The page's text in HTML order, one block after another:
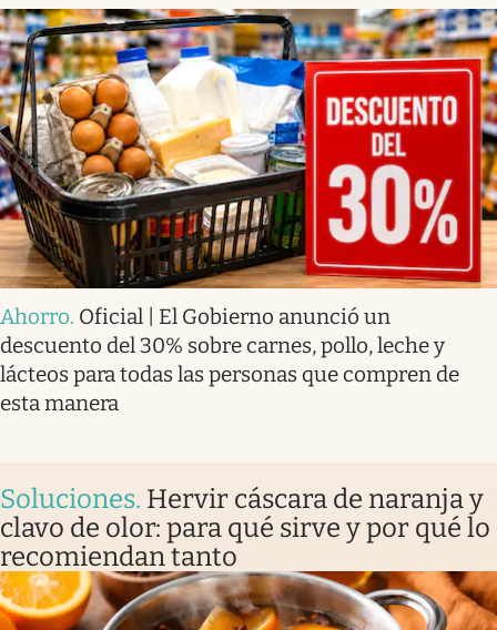
Ahorro. Oficial | El Gobierno anunció un
descuento del 30% sobre carnes, pollo, leche y
lácteos para todas las personas que compren de
esta manera
Soluciones. Hervir cáscara de naranja y
clavo de olor: para qué sirve y por qué lo
recomiendan tanto